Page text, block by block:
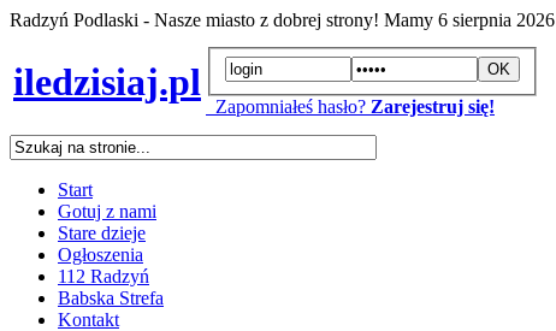
Radzyń Podlaski - Nasze miasto z dobrej strony! Mamy 6 sierpnia 2026
iledzisiaj.pl
Zapomniałeś hasło? Zarejestruj się!
Start
Gotuj z nami
Stare dzieje
Ogłoszenia
112 Radzyń
Babska Strefa
Kontakt